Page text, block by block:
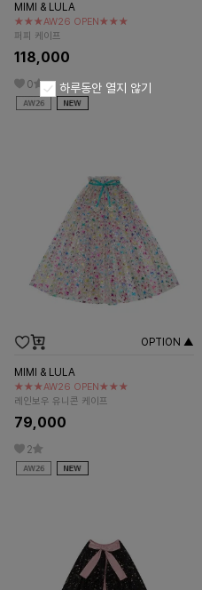
MIMI & LULA
★★★AW26 OPEN★★★
퍼피 케이프
118,000
0
OPTION ▲
MIMI & LULA
★★★AW26 OPEN★★★
레인보우 유니콘 케이프
79,000
2
하루동안 열지 않기